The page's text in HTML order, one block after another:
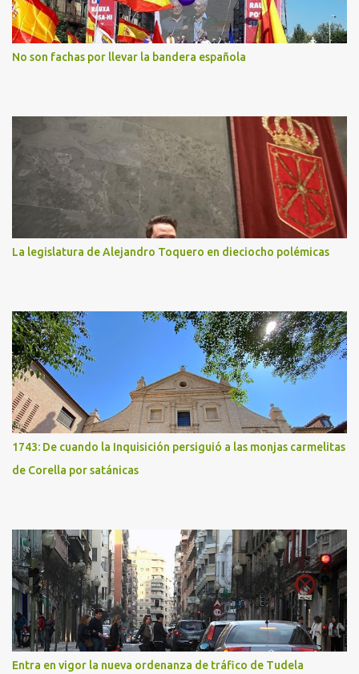
No son fachas por llevar la bandera española
La legislatura de Alejandro Toquero en dieciocho polémicas
1743: De cuando la Inquisición persiguió a las monjas carmelitas
de Corella por satánicas
Entra en vigor la nueva ordenanza de tráfico de Tudela